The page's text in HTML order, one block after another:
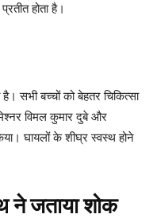
होता है।
सभी बच्चों को बेहतर चिकित्सा
विमल कुमार दुबे और
घायलों के शीघ्र स्वस्थ होने
ने जताया शोक